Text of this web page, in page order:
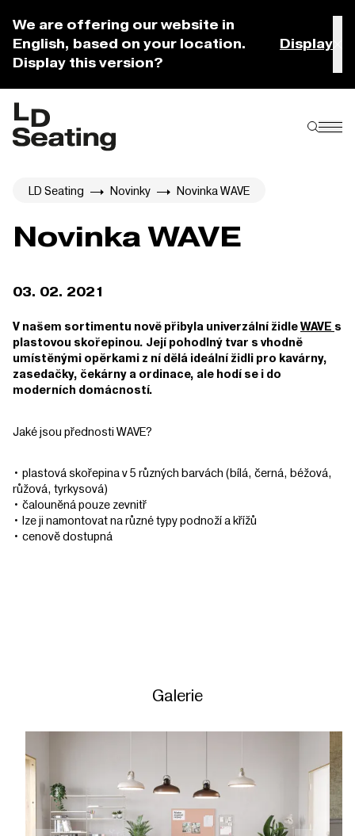
We are offering our website in
English, based on your location.
Display this version?
Display
LD Seating Novinky Novinka WAVE
Novinka WAVE
03. 02. 2021
V našem sortimentu nově přibyla univerzální židleWAVE s
plastovou skořepinou. Její pohodlný tvar s vhodně
umístěnými opěrkami z ní dělá ideální židli pro kavárny,
zasedačky, čekárny a ordinace, ale hodí se i do
moderních domácností.
Jaké jsou přednosti WAVE?
• plastová skořepina v 5 různých barvách (bílá, černá, béžová,
růžová, tyrkysová)
• čalouněná pouze zevnitř
• lze ji namontovat na různé typy podnoží a křížů
• cenově dostupná
Galerie